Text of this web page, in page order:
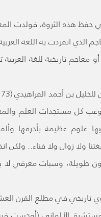
في حفظ هذه الثروة، فولدت
انفردت به اللغة
معاجم تاريخية للغة العربية
كل مستجدات العلم
علوم عظيمة بأحرفها
ولا زوال ولا فناء.. ولكن
طويلة، وسبات معرفي لا
تاريخي في مطلع القرن